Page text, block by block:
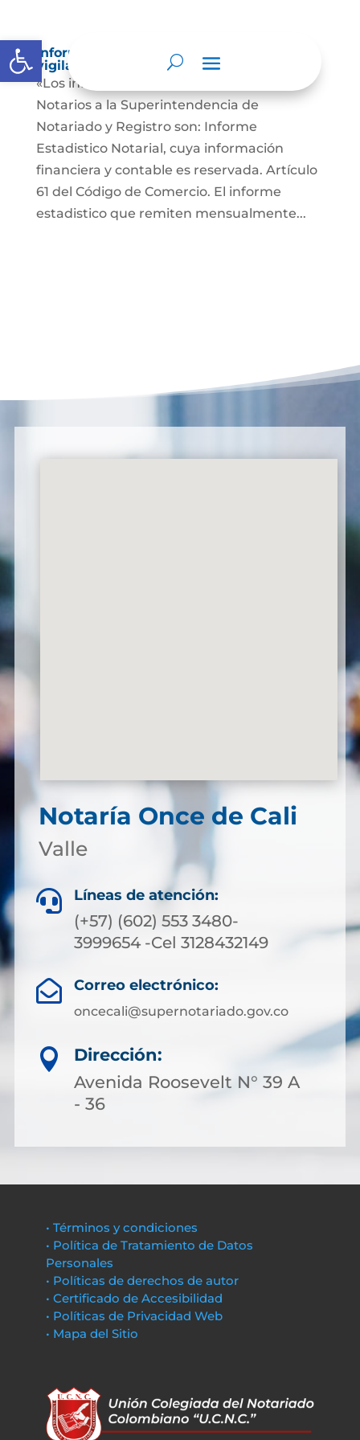
Abrir barra de herramientas
Informes a organismos de inspección,
vigilancia y control
«Los informes que presentan los Señores
Notarios a la Superintendencia de
Notariado y Registro son: Informe
Estadistico Notarial, cuya información
financiera y contable es reservada. Artículo
61 del Código de Comercio. El informe
estadistico que remiten mensualmente...
Notaría Once de Cali
Valle
 Líneas de atención:
(+57) (602) 553 3480-
3999654 -Cel 3128432149
 Correo electrónico:
oncecali@supernotariado.gov.co

Dirección:
Avenida Roosevelt N° 39 A
- 36
• Términos y condiciones
• Política de Tratamiento de Datos
Personales
• Políticas de derechos de autor
• Certificado de Accesibilidad
• Políticas de Privacidad Web
• Mapa del Sitio